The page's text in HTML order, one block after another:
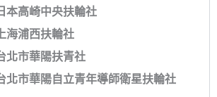
本高崎中央扶輪社
海浦西扶輪社
北市華陽扶青社
北市華陽自立青年導師衛星扶輪社